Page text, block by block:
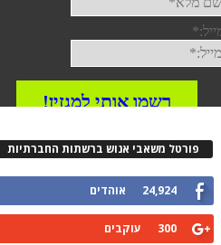
פורטל משאבי אנוש ברשתות החברתיות
24,924 אוהדים
300 עוקבים